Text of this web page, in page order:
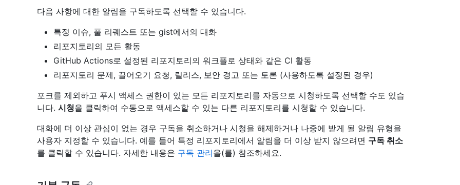
다음 사항에 대한 알림을 구독하도록 선택할 수 있습니다.
특정 이슈, 풀 리퀘스트 또는 gist에서의 대화
리포지토리의 모든 활동
GitHub Actions로 설정된 리포지토리의 워크플로 상태와 같은 CI 활동
리포지토리 문제, 끌어오기 요청, 릴리스, 보안 경고 또는 토론 (사용하도록 설정된 경우)
포크를 제외하고 푸시 액세스 권한이 있는 모든 리포지토리를 자동으로 시청하도록 선택할 수도 있습
니다. 시청을 클릭하여 수동으로 액세스할 수 있는 다른 리포지토리를 시청할 수 있습니다.
대화에 더 이상 관심이 없는 경우 구독을 취소하거나 시청을 해제하거나 나중에 받게 될 알림 유형을
사용자 지정할 수 있습니다. 예를 들어 특정 리포지토리에서 알림을 더 이상 받지 않으려면 구독 취소
를 클릭할 수 있습니다. 자세한 내용은 구독 관리을(를) 참조하세요.